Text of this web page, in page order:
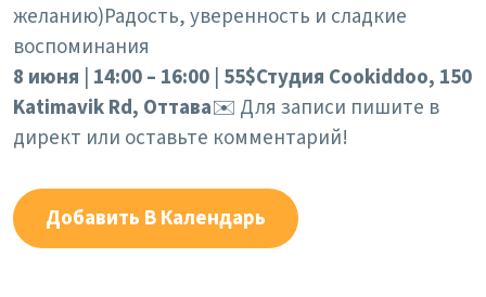
желанию)Радость, уверенность и сладкие
воспоминания
8 июня 14:00 – 16:00 55$Студия Cookiddoo, 150
Katimavik Rd, Оттава✉️ Для записи пишите в
директ или оставьте комментарий!
Добавить В Календарь